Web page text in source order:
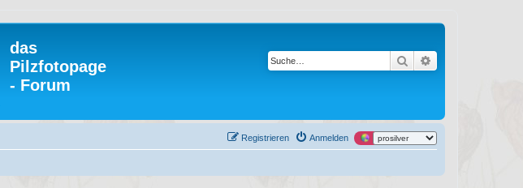
das
Pilzfotopage
- Forum
Suche
Anmelden
Registrieren